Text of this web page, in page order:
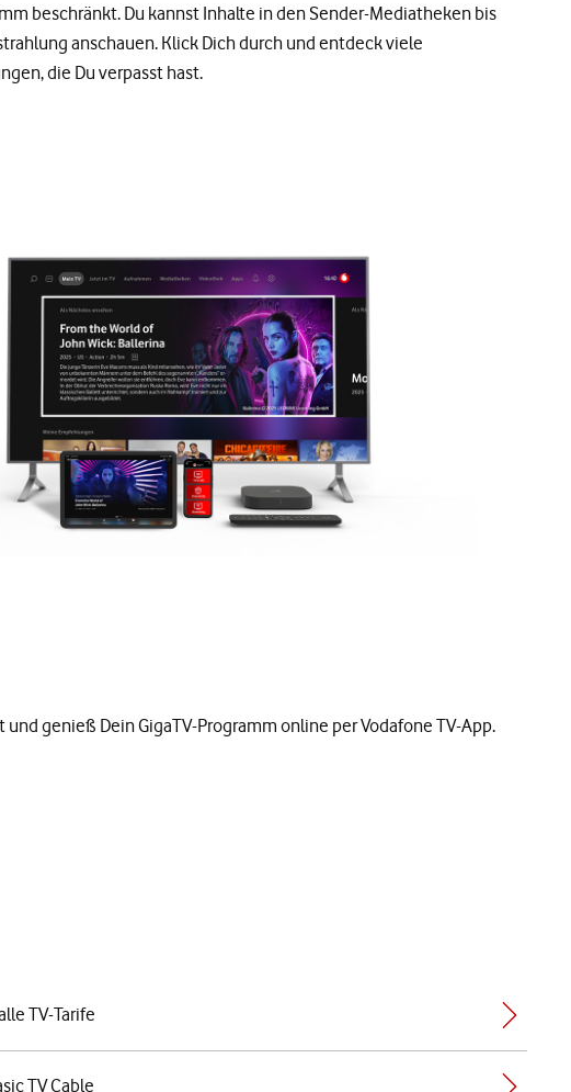
beschränkt. Du kannst Inhalte in den Sender-Mediatheken bis
anschauen. Klick Dich durch und entdeck viele
die Du verpasst hast.
genieß Dein GigaTV-Programm online per Vodafone TV-App.
TV-Tarife
TV Cable